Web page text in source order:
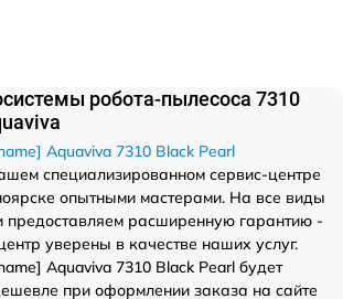
робота-пылесоса 7310
Aquaviva 7310 Black Pearl
специализированном сервис-центре
опытными мастерами. На все виды
предоставляем расширенную гарантию -
уверены в качестве наших услуг.
Aquaviva 7310 Black Pearl будет
при оформлении заказа на сайте